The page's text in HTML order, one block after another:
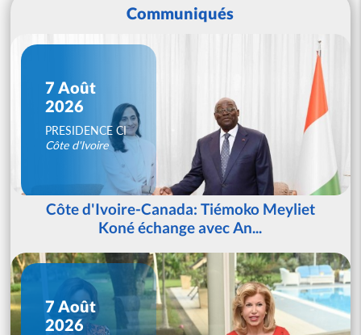
Communiqués
7 Août
2026
PRESIDENCE CI
Côte d'Ivoire
Côte d'Ivoire-Canada: Tiémoko Meyliet
Koné échange avec An...
7 Août
2026